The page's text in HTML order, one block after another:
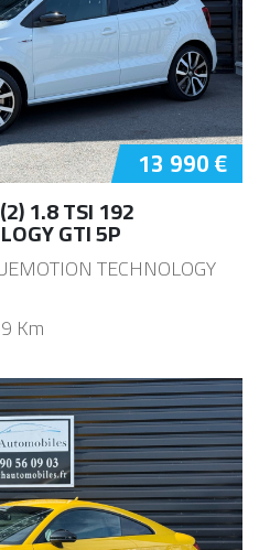
13 990 €
1.8 TSI 192
GTI 5P
TECHNOLOGY
Km